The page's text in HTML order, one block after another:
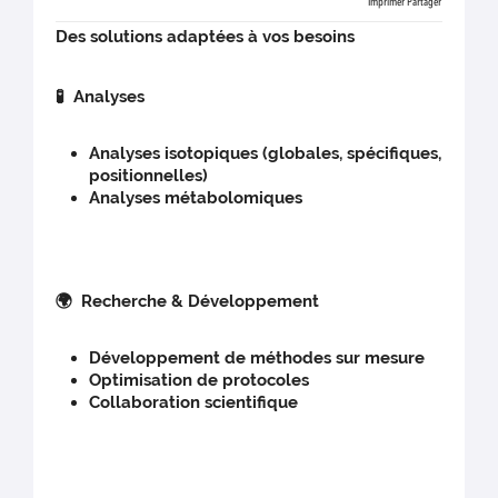
Imprimer Partager
Des solutions adaptées à vos besoins
🧪 Analyses
Analyses isotopiques (globales, spécifiques,
positionnelles)
Analyses métabolomiques
🌍 Recherche & Développement
Développement de méthodes sur mesure
Optimisation de protocoles
Collaboration scientifique